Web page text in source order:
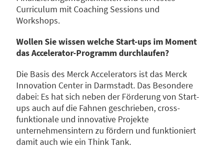
Curriculum mit Coaching Sessions und
Workshops.
Wollen Sie wissen welche Start-ups im Moment
das Accelerator-Programm durchlaufen?
Die Basis des Merck Accelerators ist das Merck
Innovation Center in Darmstadt. Das Besondere
dabei: Es hat sich neben der Förderung von Start-
ups auch auf die Fahnen geschrieben, cross-
funktionale und innovative Projekte
unternehmensintern zu fördern und funktioniert
damit auch wie ein Think Tank.